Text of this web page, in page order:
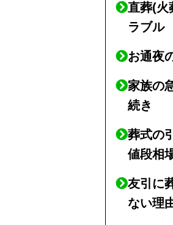
直葬(火
ラブル
お通夜
家族の
続き
葬式の
値段相
友引に
ない理